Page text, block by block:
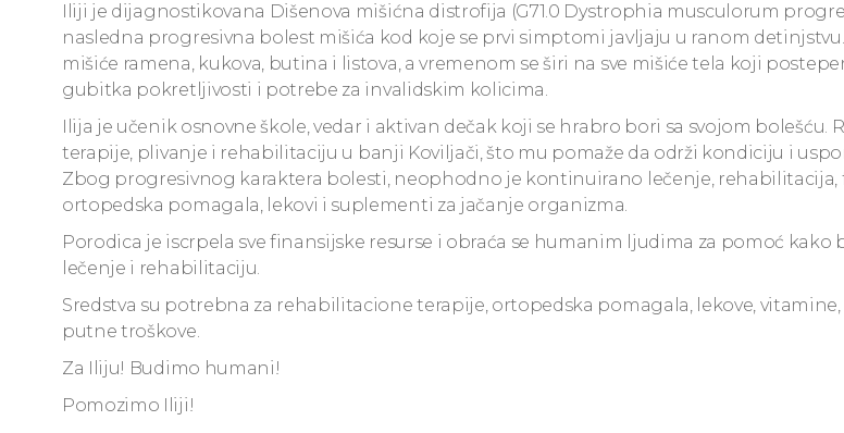
Iliji je dijagnostikovana Dišenova mišićna distrofija (G71.0 Dystrophia musculorum
nasledna progresivna bolest mišića kod koje se prvi simptomi javljaju u ranom
mišiće ramena, kukova, butina i listova, a vremenom se širi na sve mišiće tela koji
gubitka pokretljivosti i potrebe za invalidskim kolicima.
Ilija je učenik osnovne škole, vedar i aktivan dečak koji se hrabro bori sa svojom bolešću.
terapije, plivanje i rehabilitaciju u banji Koviljači, što mu pomaže da održi kondiciju i
Zbog progresivnog karaktera bolesti, neophodno je kontinuirano lečenje, rehabilitacija,
ortopedska pomagala, lekovi i suplementi za jačanje organizma.
Porodica je iscrpela sve finansijske resurse i obraća se humanim ljudima za pomoć kako
lečenje i rehabilitaciju.
Sredstva su potrebna za rehabilitacione terapije, ortopedska pomagala, lekove,
putne troškove.
Za Iliju! Budimo humani!
Pomozimo Iliji!